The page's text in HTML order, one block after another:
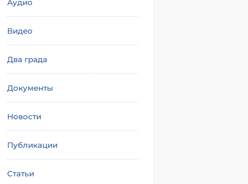
Аудио
Видео
Два града
Документы
Новости
Публикации
Статьи